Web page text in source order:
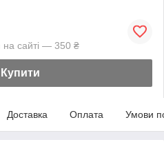
на сайті — 350 ₴
Купити
Доставка Оплата Умови